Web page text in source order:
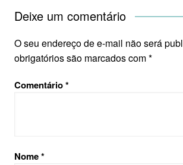
Deixe um comentário
O seu endereço de e-mail não será
obrigatórios são marcados com*
Comentário*
Nome*